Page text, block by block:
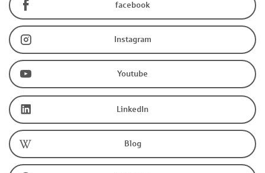
facebook
Instagram
Youtube
LinkedIn
Blog